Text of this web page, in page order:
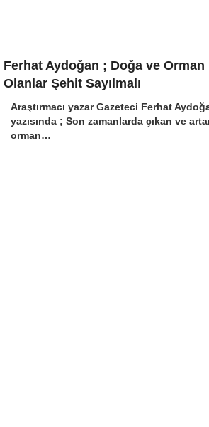
Ferhat Aydoğan ; Doğa ve Orman
Olanlar Şehit Sayılmalı
Araştırmacı yazar Gazeteci Ferhat
yazısında ; Son zamanlarda çıkan ve
orman…